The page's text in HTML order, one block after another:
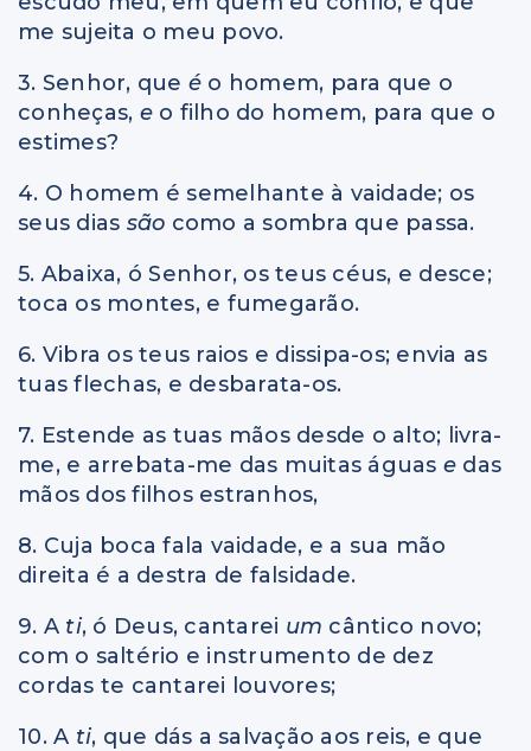
me sujeita o meu povo.
3. Senhor, que é o homem, para que o
conheças, e o filho do homem, para que o
estimes?
4. O homem é semelhante à vaidade; os
seus dias são como a sombra que passa.
5. Abaixa, ó Senhor, os teus céus, e desce;
toca os montes, e fumegarão.
6. Vibra os teus raios e dissipa-os; envia as
tuas flechas, e desbarata-os.
7. Estende as tuas mãos desde o alto; livra-
me, e arrebata-me das muitas águas e das
mãos dos filhos estranhos,
8. Cuja boca fala vaidade, e a sua mão
direita é a destra de falsidade.
9. A ti, ó Deus, cantarei um cântico novo;
com o saltério e instrumento de dez
cordas te cantarei louvores;
10. A ti, que dás a salvação aos reis, e que